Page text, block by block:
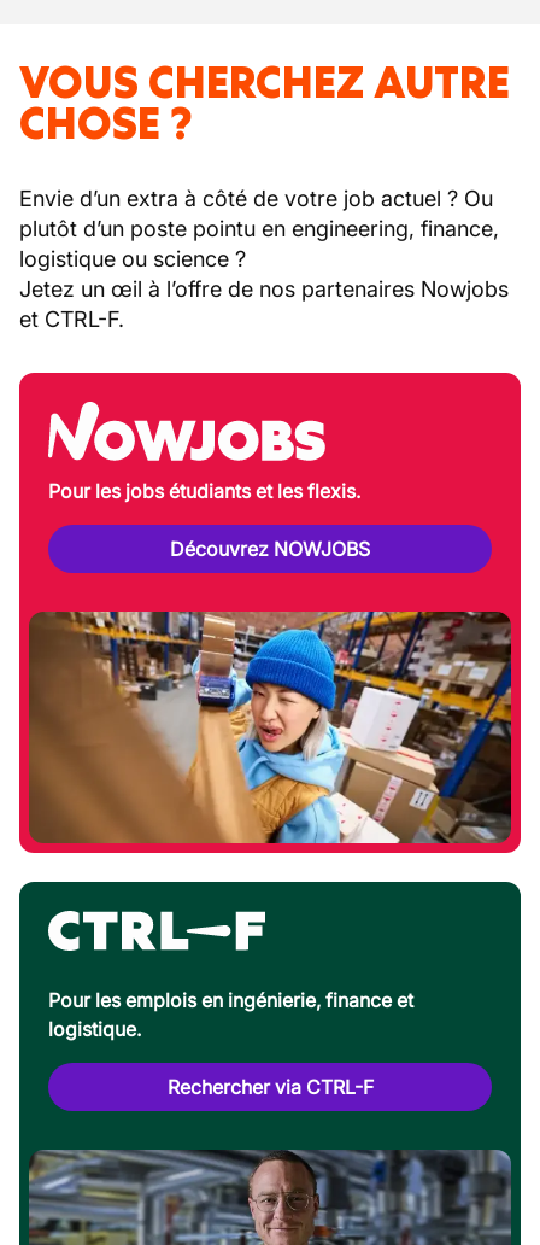
VOUS CHERCHEZ AUTRE
CHOSE ?
Envie d’un extra à côté de votre job actuel ? Ou
plutôt d’un poste pointu en engineering, finance,
logistique ou science ?
Jetez un œil à l’offre de nos partenaires Nowjobs
et CTRL-F.
Pour les jobs étudiants et les flexis.
Découvrez NOWJOBS
Pour les emplois en ingénierie, finance et
logistique.
Rechercher via CTRL-F